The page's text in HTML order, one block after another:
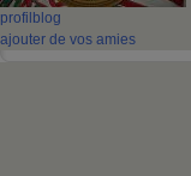
profil blog
ajouter de vos amies